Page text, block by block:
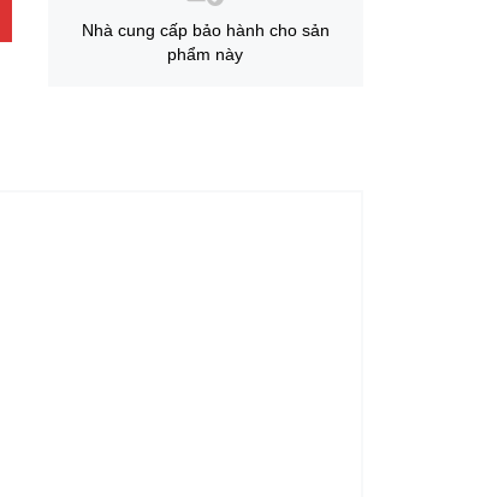
Nhà cung cấp bảo hành cho sản
phẩm này